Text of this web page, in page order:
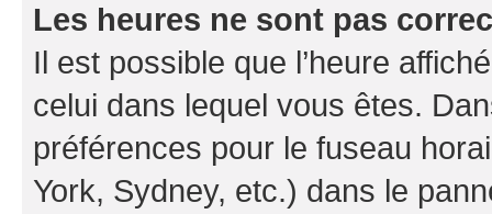
Les heures ne sont pas
Il est possible que l’heure
celui dans lequel vous êtes.
préférences pour le fuseau
York, Sydney, etc.) dans le